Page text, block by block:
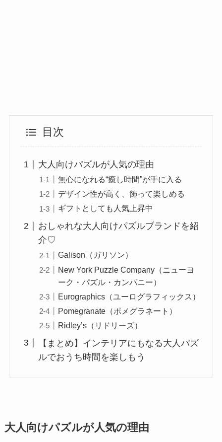
目次
大人向けパズルが人気の理由
無心になれる“癒し時間”が手に入る
デザイン性が高く、飾って楽しめる
ギフトとしても人気上昇中
おしゃれな大人向けパズルブランドを紹
介♡
Galison（ガリソン）
New York Puzzle Company（ニューヨ
ーク・パズル・カンパニー）
Eurographics（ユーログラフィックス）
Pomegranate（ポメグラネート）
Ridley’s（リドリーズ）
【まとめ】インテリアにもなる大人パズ
ルでおうち時間を楽しもう
大人向けパズルが人気の理由